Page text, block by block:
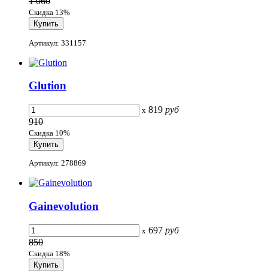
Скидка 13%
Артикул: 331157
Glution
x 819 руб
910
Скидка 10%
Артикул: 278869
Gainevolution
x 697 руб
850
Скидка 18%